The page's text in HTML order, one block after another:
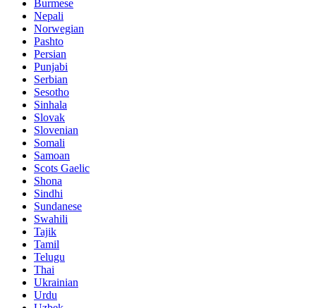
Burmese
Nepali
Norwegian
Pashto
Persian
Punjabi
Serbian
Sesotho
Sinhala
Slovak
Slovenian
Somali
Samoan
Scots Gaelic
Shona
Sindhi
Sundanese
Swahili
Tajik
Tamil
Telugu
Thai
Ukrainian
Urdu